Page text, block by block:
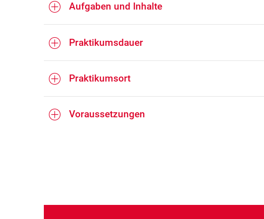
Aufgaben und Inhalte
Praktikumsdauer
Praktikumsort
Voraussetzungen